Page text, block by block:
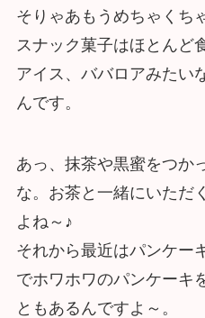
そりゃあもうめちゃくち
スナック菓子はほとんど
アイス、ババロアみたい
んです。
あっ、抹茶や黒蜜をつか
な。お茶と一緒にいただ
よね～♪
それから最近はパンケー
でホワホワのパンケーキ
ともあるんですよ～。